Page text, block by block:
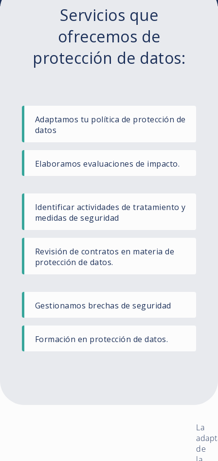
Servicios que
ofrecemos de
protección de datos:
Adaptamos tu política de protección de
datos
Elaboramos evaluaciones de impacto.
Identificar actividades de tratamiento y
medidas de seguridad
Revisión de contratos en materia de
protección de datos.
Gestionamos brechas de seguridad
Formación en protección de datos.
La
de